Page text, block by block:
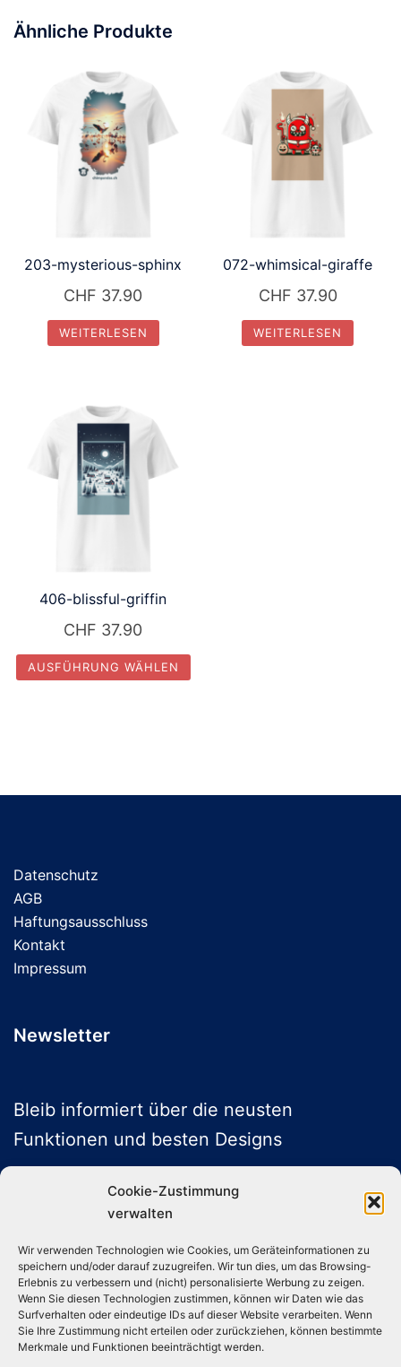
Cookie-Zustimmung
verwalten
Wir verwenden Technologien wie Cookies, um Geräteinformationen zu
speichern und/oder darauf zuzugreifen. Wir tun dies, um das Browsing-
Erlebnis zu verbessern und (nicht) personalisierte Werbung zu zeigen.
Wenn Sie diesen Technologien zustimmen, können wir Daten wie das
Surfverhalten oder eindeutige IDs auf dieser Website verarbeiten. Wenn
Sie Ihre Zustimmung nicht erteilen oder zurückziehen, können bestimmte
Merkmale und Funktionen beeinträchtigt werden.
Ähnliche Produkte
203-mysterious-sphinx
CHF 37.90
WEITERLESEN
072-whimsical-giraffe
CHF 37.90
WEITERLESEN
406-blissful-griffin
CHF 37.90
AUSFÜHRUNG WÄHLEN
Varianten
auf
Datenschutz
AGB
Haftungsausschluss
Kontakt
Impressum
Newsletter
Bleib informiert über die neusten
Funktionen und besten Designs
ABONNIEREN
Folge uns auf Social Media